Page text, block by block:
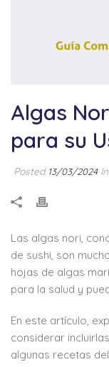
Algas
para su
Posted 13/03/2024In
Las algas nori,
de sushi, son
hojas de algas
para la salud y
En este artículo,
considerar
algunas recetas